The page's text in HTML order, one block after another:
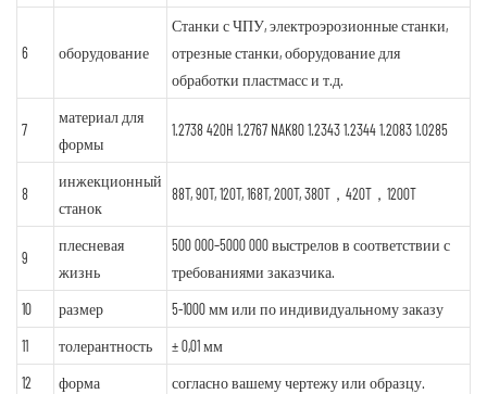
6 оборудование
Станки с ЧПУ, электроэрозионные станки,
отрезные станки, оборудование для
обработки пластмасс и т.д.
7
материал для
формы
1.2738 420H 1.2767 NAK80 1.2343 1.2344 1.2083 1.0285
8
инжекционный
станок
88T, 90T, 120T, 168T, 200T, 380T，420T，1200T
9
плесневая
жизнь
500 000–5000 000 выстрелов в соответствии с
требованиями заказчика.
10
размер
5-1000 мм или по индивидуальному заказу
11
толерантность
± 0,01 мм
12
форма согласно вашему чертежу или образцу.